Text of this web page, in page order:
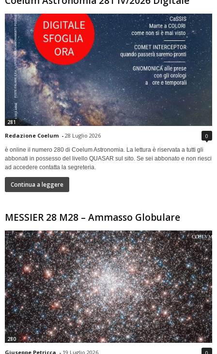
281
Redazione Coelum - 28 Luglio 2026 0
è online il numero 280 di Coelum Astronomia. La lettura è riservata a tutti gli
abbonati in possesso del livello QUASAR sul sito. Se sei abbonato e non riesci
ad accedere contatta la segreteria.
Continua a leggere
MESSIER 28 M28 – Ammasso Globulare
280
Giuseppe Petricca - 19 Luglio 2026